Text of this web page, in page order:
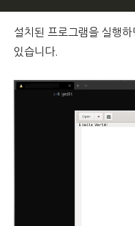
설치된 프로그램을 실행
있습니다.